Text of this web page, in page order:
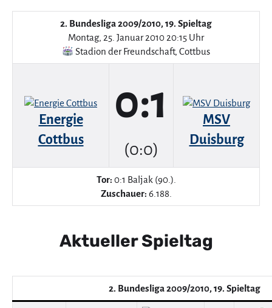
2. Bundesliga 2009/2010, 19. Spieltag
Montag, 25. Januar 2010 20:15 Uhr
Stadion der Freundschaft,Cottbus
Energie
Cottbus
0:1
(0:0)
MSV
Duisburg
Tor: 0:1 Baljak (90.).
Zuschauer: 6.188.
Aktueller Spieltag
2. Bundesliga 2009/2010, 19. Spieltag